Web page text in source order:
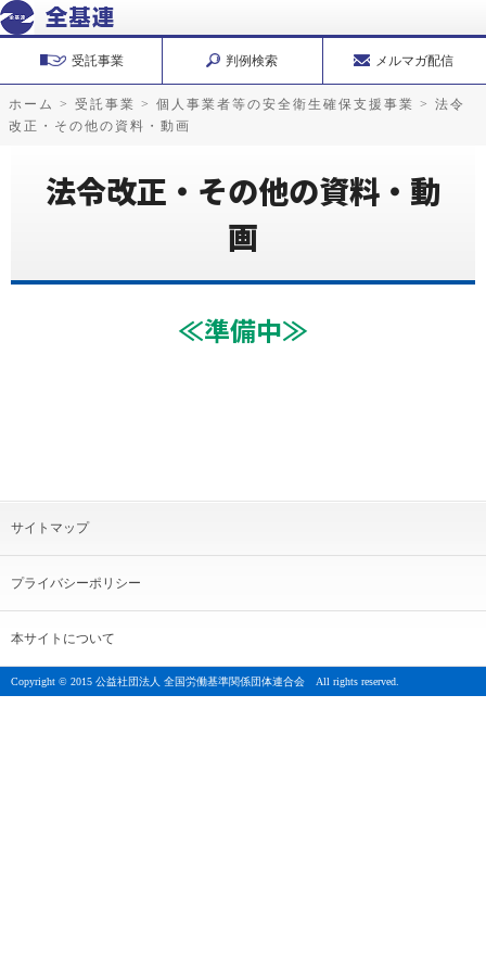
受託事業 判例検索 メルマガ配信
ホーム > 受託事業 > 個人事業者等の安全衛生確保支援事業 > 法令
改正・その他の資料・動画
法令改正・その他の資料・動
画
≪準備中≫
サイトマップ
プライバシーポリシー
本サイトについて
Copyright © 2015 公益社団法人 全国労働基準関係団体連合会 All rights reserved.